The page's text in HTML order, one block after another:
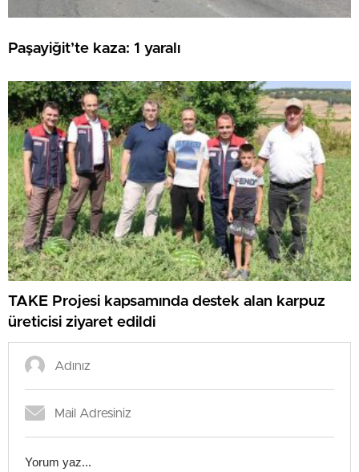
Paşayiğit’te kaza: 1 yaralı
TAKE Projesi kapsamında destek alan karpuz
üreticisi ziyaret edildi